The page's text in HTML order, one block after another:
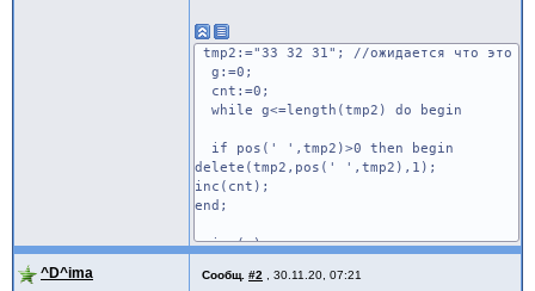
tmp2:="33 32 31"; //ожидается что это
g:=0;
cnt:=0;
while g<=length(tmp2) do begin
if pos(' ',tmp2)>0 then begin
delete(tmp2,pos(' ',tmp2),1);
inc(cnt);
end;
inc(g);
^D^ima Сообщ. #2 30.11.20, 07:21